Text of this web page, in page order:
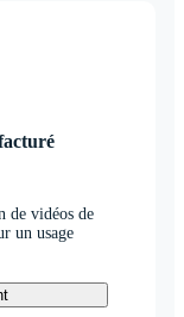
de vidéos de
un usage